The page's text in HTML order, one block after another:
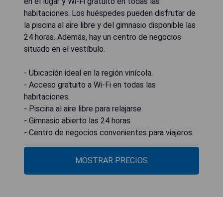
habitaciones. Los huéspedes pueden disfrutar de
la piscina al aire libre y del gimnasio disponible las
24 horas. Además, hay un centro de negocios
situado en el vestíbulo.
- Ubicación ideal en la región vinícola.
- Acceso gratuito a Wi-Fi en todas las
habitaciones.
- Piscina al aire libre para relajarse.
- Gimnasio abierto las 24 horas.
- Centro de negocios convenientes para viajeros.
MOSTRAR PRECIOS